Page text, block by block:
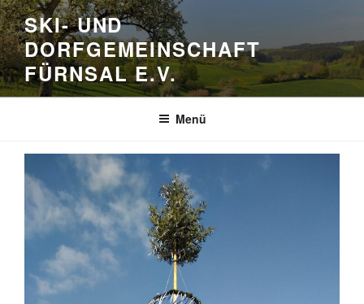
Zum
Inhalt
springen
SKI- UND
DORFGEMEINSCHAFT
FÜRNSAL E.V.
Menü